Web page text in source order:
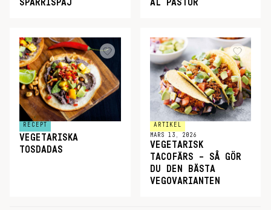
SPARRISPAJ AL PASTOR
RECEPT
VEGETARISKA
TOSDADAS
ARTIKEL
MARS 13, 2026
VEGETARISK
TACOFÄRS – SÅ GÖR
DU DEN BÄSTA
VEGOVARIANTEN